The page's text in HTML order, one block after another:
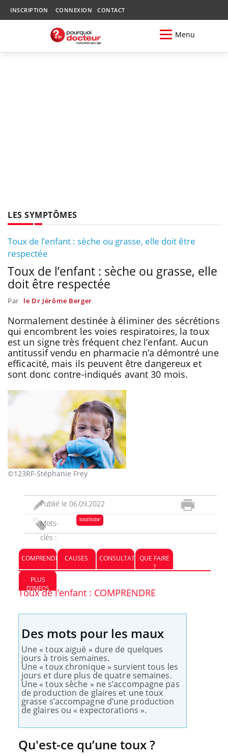
INSCRIPTION CONNEXION CONTACT
Menu
LES SYMPTÔMES
Toux de l’enfant : sèche ou grasse, elle doit être
respectée
Toux de l’enfant : sèche ou grasse, elle
doit être respectée
Par le Dr Jérôme Berger
Normalement destinée à éliminer des sécrétions
qui encombrent les voies respiratoires, la toux
est un signe très fréquent chez l’enfant. Aucun
antitussif vendu en pharmacie n’a démontré une
efficacité, mais ils peuvent être dangereux et
sont donc contre-indiqués avant 30 mois.
©123RF-Stéphanie Frey
Publié le 06.09.2022
Mots-
clés :
tourisme
COMPRENDRE CAUSES CONSULTATIONQUE FAIRE
?
PLUS
D’INFOS
Toux de l’enfant : COMPRENDRE
Des mots pour les maux
Une « toux aiguë » dure de quelques
jours à trois semaines.
Une « toux chronique » survient tous les
jours et dure plus de quatre semaines.
Une « toux sèche » ne s’accompagne pas
de production de glaires et une toux
grasse s’accompagne d’une production
de glaires ou « expectorations ».
Qu'est-ce qu’une toux ?